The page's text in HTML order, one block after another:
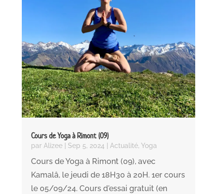
Cours de Yoga à Rimont (09)
par Alizee| Sep 5, 2024 Actualité, Yoga
Cours de Yoga à Rimont (09), avec
Kamalâ, le jeudi de 18H30 à 20H. 1er cours
le 05/09/24. Cours d'essai gratuit (en